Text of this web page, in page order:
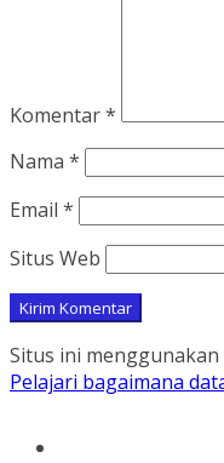
Komentar*
Nama *
Email *
Situs Web
Situs ini
Pelajari bagaimana